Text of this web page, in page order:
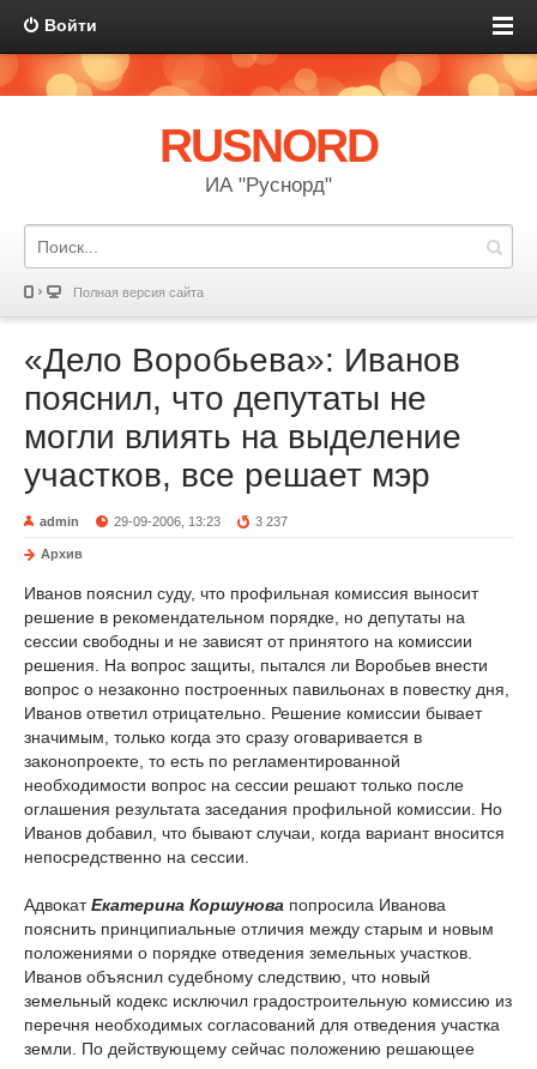
Войти
RUSNORD
ИА "Руснорд"
Полная версия сайта
«Дело Воробьева»: Иванов
пояснил, что депутаты не
могли влиять на выделение
участков, все решает мэр
admin 29-09-2006, 13:23 3 237
Архив
Иванов пояснил суду, что профильная комиссия выносит
решение в рекомендательном порядке, но депутаты на
сессии свободны и не зависят от принятого на комиссии
решения. На вопрос защиты, пытался ли Воробьев внести
вопрос о незаконно построенных павильонах в повестку дня,
Иванов ответил отрицательно. Решение комиссии бывает
значимым, только когда это сразу оговаривается в
законопроекте, то есть по регламентированной
необходимости вопрос на сессии решают только после
оглашения результата заседания профильной комиссии. Но
Иванов добавил, что бывают случаи, когда вариант вносится
непосредственно на сессии.
АдвокатЕкатерина Коршунова попросила Иванова
пояснить принципиальные отличия между старым и новым
положениями о порядке отведения земельных участков.
Иванов объяснил судебному следствию, что новый
земельный кодекс исключил градостроительную комиссию из
перечня необходимых согласований для отведения участка
земли. По действующему сейчас положению решающее